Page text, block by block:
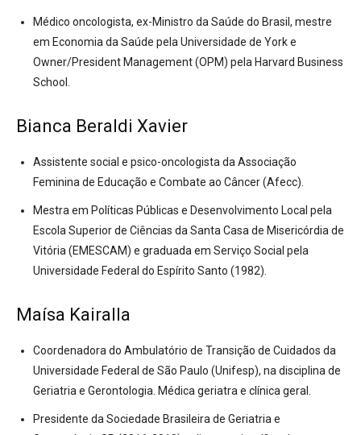
Médico oncologista, ex-Ministro da Saúde do Brasil, mestre
em Economia da Saúde pela Universidade de York e
Owner/President Management (OPM) pela Harvard Business
School.
Bianca Beraldi Xavier
Assistente social e psico-oncologista da Associação
Feminina de Educação e Combate ao Câncer (Afecc).
Mestra em Políticas Públicas e Desenvolvimento Local pela
Escola Superior de Ciências da Santa Casa de Misericórdia de
Vitória (EMESCAM) e graduada em Serviço Social pela
Universidade Federal do Espírito Santo (1982).
Maísa Kairalla
Coordenadora do Ambulatório de Transição de Cuidados da
Universidade Federal de São Paulo (Unifesp), na disciplina de
Geriatria e Gerontologia. Médica geriatra e clínica geral.
Presidente da Sociedade Brasileira de Geriatria e